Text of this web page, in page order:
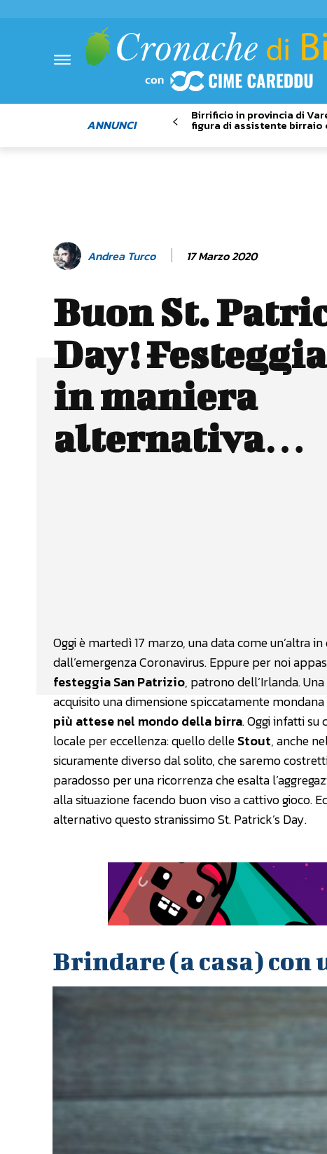
ANNUNCI
Birrificio in provincia di
figura di assistente birraio
Andrea Turco 17 Marzo 2020
Buon St.
Day!
in maniera
alternativa…
Oggi è martedì 17 marzo, una data come un’altra
dall’emergenza Coronavirus. Eppure per noi
festeggia San Patrizio, patrono dell’Irlanda.
acquisito una dimensione spiccatamente
più attese nel mondo della birra. Oggi infatti
locale per eccellenza: quello delleStout, anche
sicuramente diverso dal solito, che saremo
paradosso per una ricorrenza che esalta
alla situazione facendo buon viso a cattivo gioco.
alternativo questo stranissimo St. Patrick’s Day.
Brindare (a casa) con